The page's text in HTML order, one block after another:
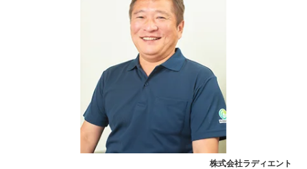
株式会社ラディエント